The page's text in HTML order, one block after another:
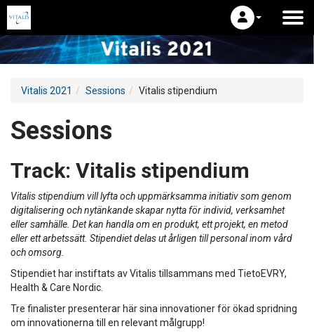
Vitalis 2021 Sessions Vitalis stipendium
Sessions
Track: Vitalis stipendium
Vitalis stipendium vill lyfta och uppmärksamma initiativ som genom
digitalisering och nytänkande skapar nytta för individ, verksamhet
eller samhälle. Det kan handla om en produkt, ett projekt, en metod
eller ett arbetssätt. Stipendiet delas ut årligen till personal inom vård
och omsorg.
Stipendiet har instiftats av Vitalis tillsammans med TietoEVRY,
Health & Care Nordic.
Tre finalister presenterar här sina innovationer för ökad spridning
om innovationerna till en relevant målgrupp!